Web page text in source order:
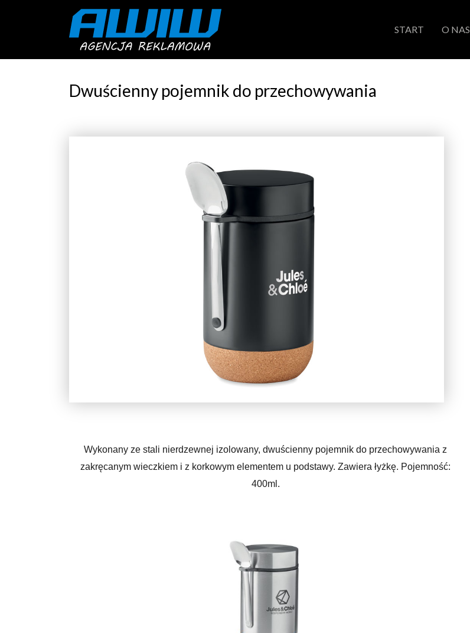
START O NAS
Dwuścienny pojemnik do przechowywania
Wykonany ze stali nierdzewnej izolowany, dwuścienny pojemnik do przechowywania z
zakręcanym wieczkiem i z korkowym elementem u podstawy. Zawiera łyżkę. Pojemność:
400ml.